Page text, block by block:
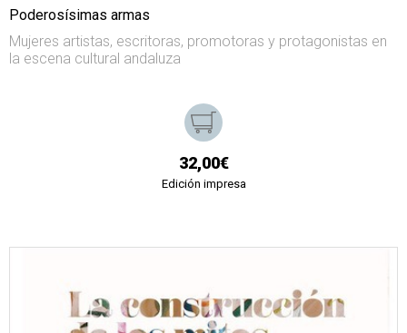
Poderosísimas armas
Mujeres artistas, escritoras, promotoras y protagonistas en
la escena cultural andaluza
32,00€
Edición impresa